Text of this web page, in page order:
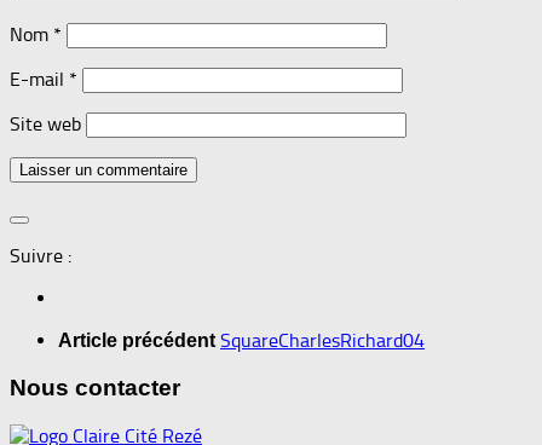
Nom *
E-mail *
Site web
Suivre :
Article précédent SquareCharlesRichard04
Nous contacter